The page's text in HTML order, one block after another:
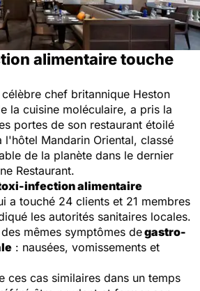
alimentaire touche
chef britannique Heston
la cuisine moléculaire, a pris la
portes de son restaurant étoilé
l'hôtel Mandarin Oriental, classé
de la planète dans le dernier
Restaurant.
infection alimentaire
a touché 24 clients et 21 membres
les autorités sanitaires locales.
mêmes symptômes degastro-
: nausées, vomissements et
ces cas similaires dans un temps